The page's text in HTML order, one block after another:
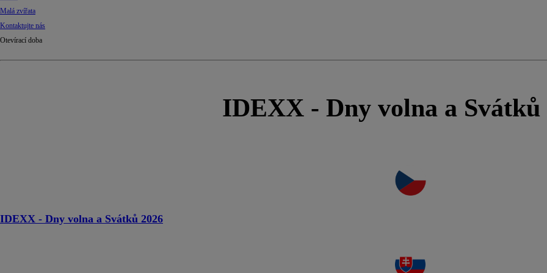
Malá zvířata
Kontaktujte nás
Otevírací doba
IDEXX - Dny volna a Svátků
IDEXX - Dny volna a Svátků 2026